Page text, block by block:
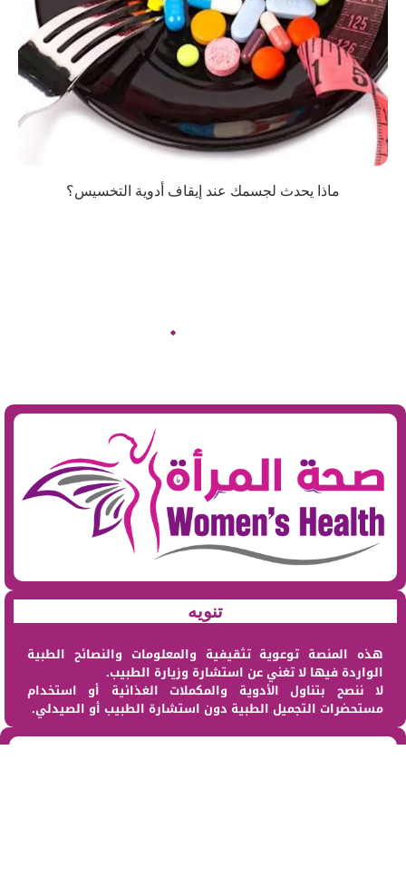
ماذا يحدث لجسمك عند إيقاف أدوية التخسيس؟
تنويه
هذه المنصة توعوية تثقيفية والمعلومات والنصائح الطبية
الواردة فيها لا تغني عن استشارة وزيارة الطبيب.
لا ننصح بتناول الأدوية والمكملات الغذائية أو استخدام
مستحضرات التجميل الطبية دون استشارة الطبيب أو الصيدلي.